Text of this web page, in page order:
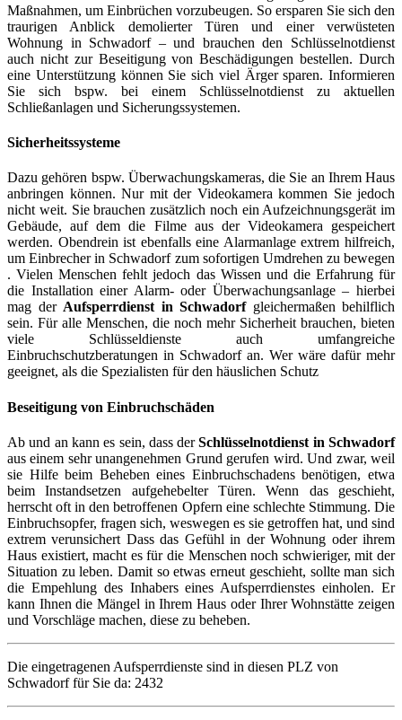
Maßnahmen, um Einbrüchen vorzubeugen. So ersparen Sie sich den
traurigen Anblick demolierter Türen und einer verwüsteten
Wohnung in Schwadorf – und brauchen den Schlüsselnotdienst
auch nicht zur Beseitigung von Beschädigungen bestellen. Durch
eine Unterstützung können Sie sich viel Ärger sparen. Informieren
Sie sich bspw. bei einem Schlüsselnotdienst zu aktuellen
Schließanlagen und Sicherungssystemen.
Sicherheitssysteme
Dazu gehören bspw. Überwachungskameras, die Sie an Ihrem Haus
anbringen können. Nur mit der Videokamera kommen Sie jedoch
nicht weit. Sie brauchen zusätzlich noch ein Aufzeichnungsgerät im
Gebäude, auf dem die Filme aus der Videokamera gespeichert
werden. Obendrein ist ebenfalls eine Alarmanlage extrem hilfreich,
um Einbrecher in Schwadorf zum sofortigen Umdrehen zu bewegen
. Vielen Menschen fehlt jedoch das Wissen und die Erfahrung für
die Installation einer Alarm- oder Überwachungsanlage – hierbei
mag der Aufsperrdienst in Schwadorfgleichermaßen behilflich
sein. Für alle Menschen, die noch mehr Sicherheit brauchen, bieten
viele Schlüsseldienste auch umfangreiche
Einbruchschutzberatungen in Schwadorf an. Wer wäre dafür mehr
geeignet, als die Spezialisten für den häuslichen Schutz
Beseitigung von Einbruchschäden
Ab und an kann es sein, dass derSchlüsselnotdienst in Schwadorf
aus einem sehr unangenehmen Grund gerufen wird. Und zwar, weil
sie Hilfe beim Beheben eines Einbruchschadens benötigen, etwa
beim Instandsetzen aufgehebelter Türen. Wenn das geschieht,
herrscht oft in den betroffenen Opfern eine schlechte Stimmung. Die
Einbruchsopfer, fragen sich, weswegen es sie getroffen hat, und sind
extrem verunsichert Dass das Gefühl in der Wohnung oder ihrem
Haus existiert, macht es für die Menschen noch schwieriger, mit der
Situation zu leben. Damit so etwas erneut geschieht, sollte man sich
die Empehlung des Inhabers eines Aufsperrdienstes einholen. Er
kann Ihnen die Mängel in Ihrem Haus oder Ihrer Wohnstätte zeigen
und Vorschläge machen, diese zu beheben.
Die eingetragenen Aufsperrdienste sind in diesen PLZ von
Schwadorf für Sie da: 2432